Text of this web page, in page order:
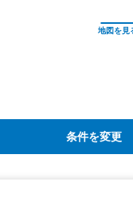
条件を変更